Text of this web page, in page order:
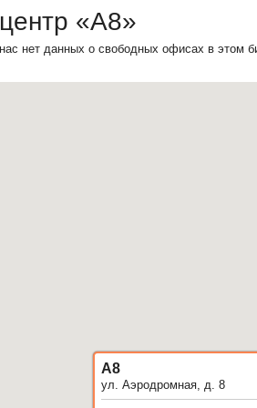
«А8»
нет данных о свободных офисах в этом
А8
ул. Аэродромная, д. 8